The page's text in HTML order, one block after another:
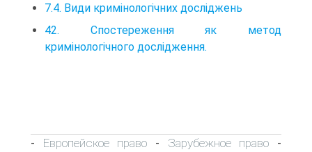
7.4. Види кримінологічних досліджень
42. Спостереження як метод
кримінологічного дослідження.
- Европейское право - Зарубежное право -